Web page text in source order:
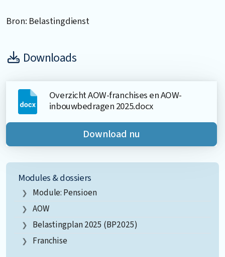
Bron: Belastingdienst
Downloads
Overzicht AOW-franchises en AOW-
inbouwbedragen 2025.docx
Download nu
Modules & dossiers
Module: Pensioen
AOW
Belastingplan 2025 (BP2025)
Franchise